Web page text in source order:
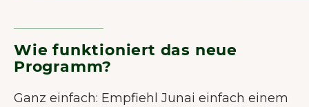
Wie funktioniert das neue
Programm?
Ganz einfach: Empfiehl Junai einfach einem